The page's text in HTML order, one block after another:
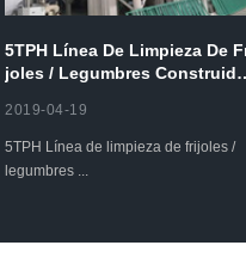
5TPH Línea De Limpieza De
Joles / Legumbres Construida
2019-04-19
5TPH Línea de limpieza de frijoles /
legumbres ...